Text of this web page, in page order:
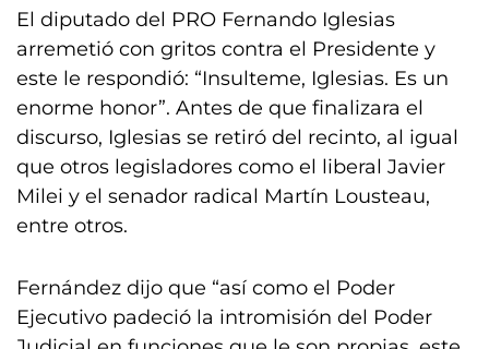
El diputado del PRO Fernando Iglesias
arremetió con gritos contra el Presidente y
este le respondió: “Insulteme, Iglesias. Es un
enorme honor”. Antes de que finalizara el
discurso, Iglesias se retiró del recinto, al igual
que otros legisladores como el liberal Javier
Milei y el senador radical Martín Lousteau,
entre otros.
Fernández dijo que “así como el Poder
Ejecutivo padeció la intromisión del Poder